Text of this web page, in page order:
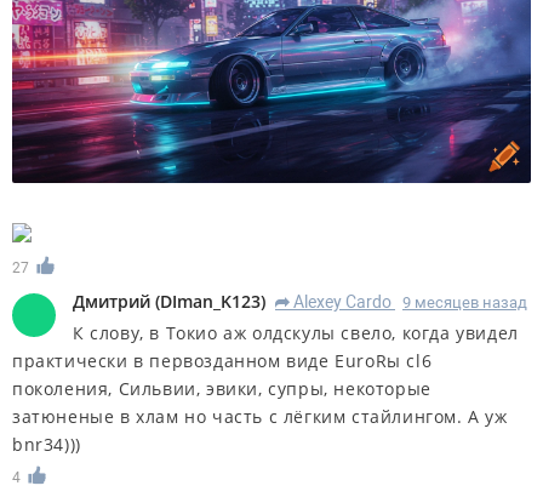
27
Дмитрий (DIman_K123) R Alexey Cardo 9 месяцев назад
К слову, в Токио аж олдскулы свело, когда увидел
практически в первозданном виде EuroRы cl6
поколения, Сильвии, эвики, супры, некоторые
затюненые в хлам но часть с лёгким стайлингом. А уж
bnr34)))
4